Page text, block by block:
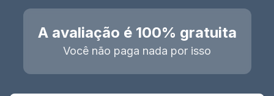
A avaliação é 100% gratuita
Você não paga nada por isso